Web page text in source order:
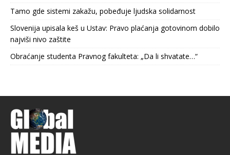
Tamo gde sistemi zakažu, pobeđuje ljudska solidarnost
Slovenija upisala keš u Ustav: Pravo plaćanja gotovinom dobilo
najviši nivo zaštite
Obraćanje studenta Pravnog fakulteta: „Da li shvatate…“